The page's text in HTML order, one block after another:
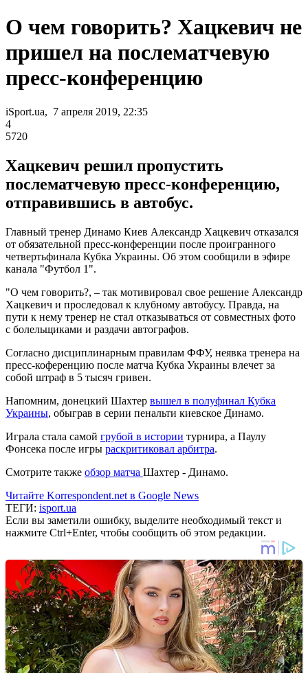
О чем говорить? Хацкевич не
пришел на послематчевую
пресс-конференцию
iSport.ua, 7 апреля 2019, 22:35
4
5720
Хацкевич решил пропустить
послематчевую пресс-конференцию,
отправившись в автобус.
Главный тренер Динамо Киев Александр Хацкевич отказался
от обязательной пресс-конференции после проигранного
четвертьфинала Кубка Украины. Об этом сообщили в эфире
канала "Футбол 1".
"О чем говорить?, – так мотивировал свое решение Александр
Хацкевич и проследовал к клубному автобусу. Правда, на
пути к нему тренер не стал отказываться от совместных фото
с болельщиками и раздачи автографов.
Cогласно дисциплинарным правилам ФФУ, неявка тренера на
пресс-коференцию после матча Кубка Украины влечет за
собой штраф в 5 тысяч гривен.
Напомним, донецкий Шахтер вышел в полуфинал Кубка
Украины, обыграв в серии пенальти киевское Динамо.
Играла стала самой грубой в истории турнира, а Паулу
Фонсека после игры раскритиковал арбитра.
Смотрите также обзор матча Шахтер - Динамо.
Читайте Korrespondent.net в Google News
ТЕГИ: isport.ua
Если вы заметили ошибку, выделите необходимый текст и
нажмите Ctrl+Enter, чтобы сообщить об этом редакции.